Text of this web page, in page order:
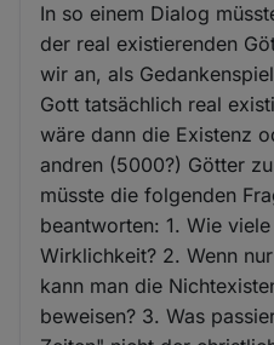
In so einem Dialog
der real existierenden
wir an, als
Gott tatsächlich real
wäre dann die Existenz
andren (5000?) Götter
müsste die folgenden
beantworten: 1. Wie
Wirklichkeit? 2. Wenn
kann man die
beweisen? 3. Was